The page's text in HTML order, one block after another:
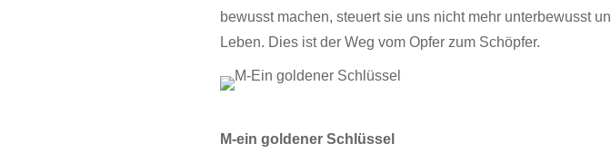
bewusst machen, steuert sie uns nicht mehr unterbewusst
Leben. Dies ist der Weg vom Opfer zum Schöpfer.
M-ein goldener Schlüssel